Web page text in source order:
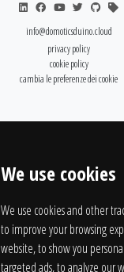
We use cookies
We use cookies and other
to improve your browsing
website, to show you
targeted ads, to analyze our
info@domoticsduino.cloud
privacy policy
cookie policy
cambia le preferenze dei cookie